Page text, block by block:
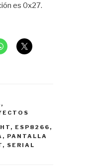
es 0x27.
,
, ESP8266 ,
, PANTALLA
, SERIAL